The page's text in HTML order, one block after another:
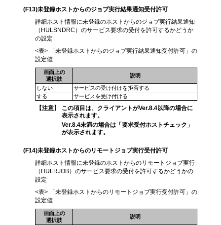
(F13)未登録ホストからのジョブ実行結果通知受付許可
詳細ホスト情報に未登録のホストからのジョブ実行結果通知
（HULSNDRC）のサービス要求の受付を許可するかどうか
の設定
<表> 「未登録ホストからのジョブ実行結果通知受付許可」の
設定値
画面上の
選択肢
説明
しない
サービスの受け付けを拒否する
する
サービスを受け付ける
【注意】
この項目は、クライアントがVer.8.4以降の場合に
表示されます。
Ver.8.4未満の場合は「要求受付ホストチェック」
が表示されます。
(F14)未登録ホストからのリモートジョブ実行受付許可
詳細ホスト情報に未登録のホストからのリモートジョブ実行
（HULRJOB）のサービス要求の受付を許可するかどうかの
設定
<表> 「未登録ホストからのリモートジョブ実行受付許可」の
設定値
画面上の
選択肢
説明